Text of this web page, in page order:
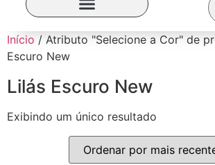
Início / Atributo "Selecione a Cor" de
Escuro New
Lilás Escuro New
Exibindo um único resultado